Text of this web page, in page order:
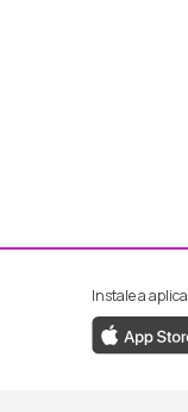
da RTP
da
Instale a